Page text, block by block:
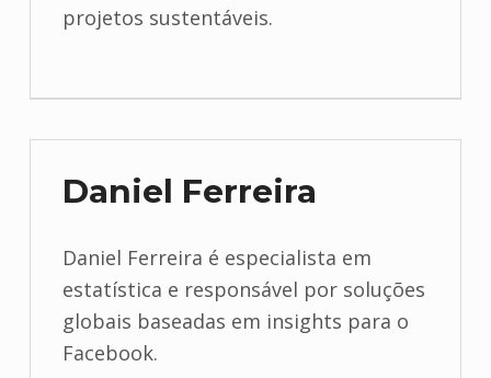
projetos sustentáveis.
Daniel Ferreira
Daniel Ferreira é especialista em
estatística e responsável por soluções
globais baseadas em insights para o
Facebook.